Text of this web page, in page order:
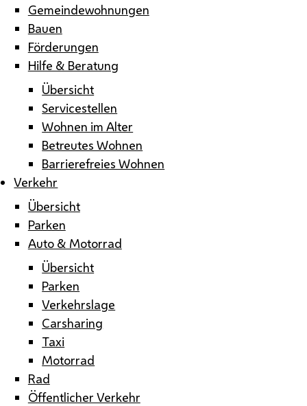
Gemeindewohnungen
Bauen
Förderungen
Hilfe & Beratung
Übersicht
Servicestellen
Wohnen im Alter
Betreutes Wohnen
Barrierefreies Wohnen
Verkehr
Übersicht
Parken
Auto & Motorrad
Übersicht
Parken
Verkehrslage
Carsharing
Taxi
Motorrad
Rad
Öffentlicher Verkehr